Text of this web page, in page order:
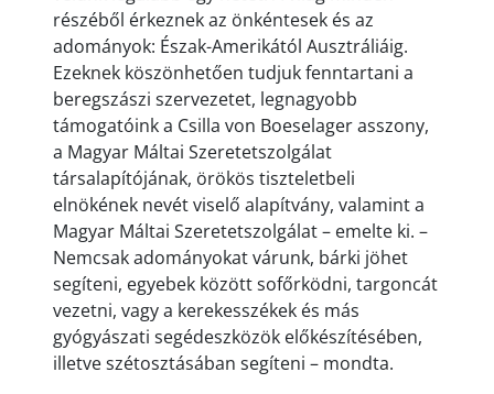
részéből érkeznek az önkéntesek és az
adományok: Észak-Amerikától Ausztráliáig.
Ezeknek köszönhetően tudjuk fenntartani a
beregszászi szervezetet, legnagyobb
támogatóink a Csilla von Boeselager asszony,
a Magyar Máltai Szeretetszolgálat
társalapítójának, örökös tiszteletbeli
elnökének nevét viselő alapítvány, valamint a
Magyar Máltai Szeretetszolgálat – emelte ki. –
Nemcsak adományokat várunk, bárki jöhet
segíteni, egyebek között sofőrködni, targoncát
vezetni, vagy a kerekesszékek és más
gyógyászati segédeszközök előkészítésében,
illetve szétosztásában segíteni – mondta.